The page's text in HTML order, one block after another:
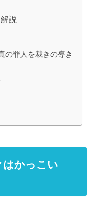
説
の罪人を裁きの導き
かっこい